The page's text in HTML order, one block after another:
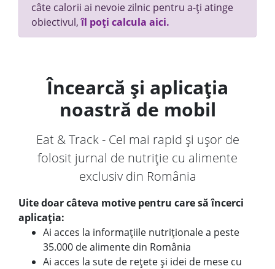
câte calorii ai nevoie zilnic pentru a-ți atinge
obiectivul,îl poți calcula aici.
Încearcă și aplicația
noastră de mobil
Eat & Track - Cel mai rapid și ușor de
folosit jurnal de nutriție cu alimente
exclusiv din România
Uite doar câteva motive pentru care să încerci
aplicația:
Ai acces la informațiile nutriționale a peste
35.000 de alimente din România
Ai acces la sute de rețete și idei de mese cu